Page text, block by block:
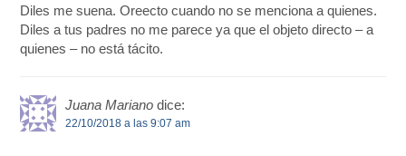
Diles me suena. Oreecto cuando no se menciona a quienes.
Diles a tus padres no me parece ya que el objeto directo – a
quienes – no está tácito.
Juana Mariano dice:
22/10/2018 a las 9:07 am